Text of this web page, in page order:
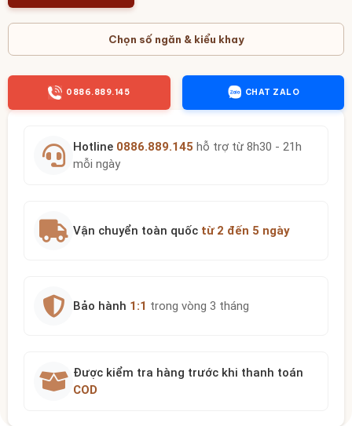
Chọn số ngăn & kiểu khay
0886.889.145 CHAT ZALO
Hotline 0886.889.145 hỗ trợ từ 8h30 - 21h
mỗi ngày
Vận chuyển toàn quốc từ 2 đến 5 ngày
Bảo hành 1:1 trong vòng 3 tháng
Được kiểm tra hàng trước khi thanh toán
COD